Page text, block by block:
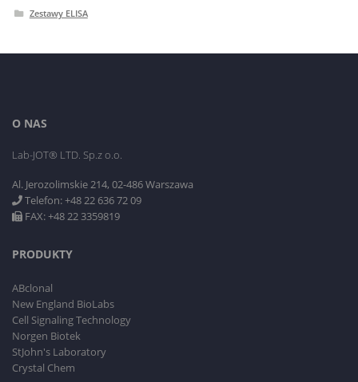
Zestawy ELISA
O NAS
Lab-JOT® LTD. Sp.z o.o.
Al. Jerozolimskie 214, 02-486 Warszawa
Telefon: +48 22 636 72 09
FAX: +48 22 3359819
PRODUKTY
ABclonal
New England BioLabs
Cell Signaling Technology
Norgen Biotek
StJohn's Laboratory
Crystal Chem